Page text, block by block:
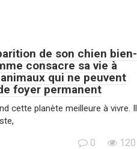
de son chien bien-
consacre sa vie à
qui ne peuvent
foyer permanent
cette planète meilleure à vivre. Il
0 120